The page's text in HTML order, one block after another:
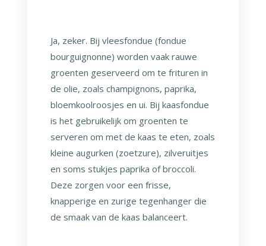
Ja, zeker. Bij vleesfondue (fondue
bourguignonne) worden vaak rauwe
groenten geserveerd om te frituren in
de olie, zoals champignons, paprika,
bloemkoolroosjes en ui. Bij kaasfondue
is het gebruikelijk om groenten te
serveren om met de kaas te eten, zoals
kleine augurken (zoetzure), zilveruitjes
en soms stukjes paprika of broccoli.
Deze zorgen voor een frisse,
knapperige en zurige tegenhanger die
de smaak van de kaas balanceert.